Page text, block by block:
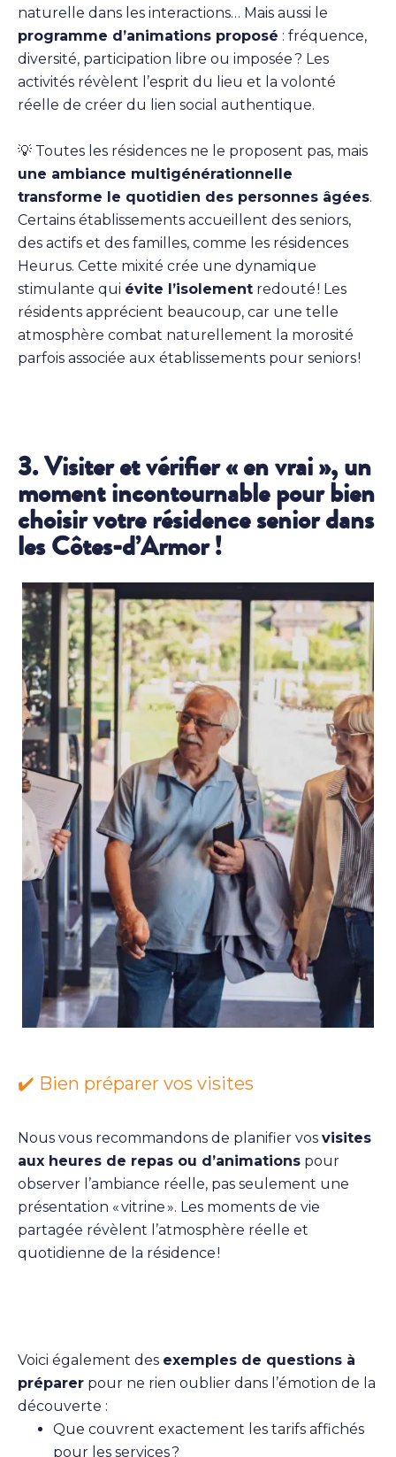
naturelle dans les interactions… Mais aussi le
programme d’animations proposé : fréquence,
diversité, participation libre ou imposée ? Les
activités révèlent l’esprit du lieu et la volonté
réelle de créer du lien social authentique.
💡 Toutes les résidences ne le proposent pas, mais
une ambiance multigénérationnelle
transforme le quotidien des personnes âgées.
Certains établissements accueillent des seniors,
des actifs et des familles, comme les résidences
Heurus. Cette mixité crée une dynamique
stimulante qui évite l’isolement redouté ! Les
résidents apprécient beaucoup, car une telle
atmosphère combat naturellement la morosité
parfois associée aux établissements pour seniors !
3. Visiter et vérifier « en vrai », un
moment incontournable pour bien
choisir votre résidence senior dans
les Côtes-d’Armor !
✔️ Bien préparer vos visites
Nous vous recommandons de planifier vos visites
aux heures de repas ou d’animations pour
observer l’ambiance réelle, pas seulement une
présentation « vitrine ». Les moments de vie
partagée révèlent l’atmosphère réelle et
quotidienne de la résidence !
Voici également des exemples de questions à
préparer pour ne rien oublier dans l’émotion de la
découverte :
Que couvrent exactement les tarifs affichés
pour les services ?